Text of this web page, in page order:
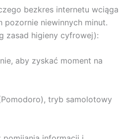
bezkres internetu wciąga
pozornie niewinnych minut.
zasad higieny cyfrowej):
aby zyskać moment na
tryb samolotowy